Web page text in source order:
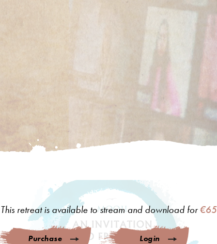
This retreat is available to stream and download for€65
Purchase Login